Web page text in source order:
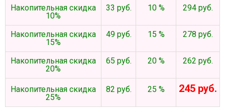
Накопительная скидка
10%
33 руб. 10 % 294 руб.
Накопительная скидка
15%
49 руб. 15 % 278 руб.
Накопительная скидка
20%
65 руб. 20 % 262 руб.
Накопительная скидка
25%
82 руб. 25 % 245 руб.